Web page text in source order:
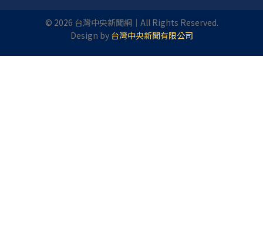
© 2026 台灣中央新聞網｜All Rights Reserved.
Design by 台灣中央新聞有限公司